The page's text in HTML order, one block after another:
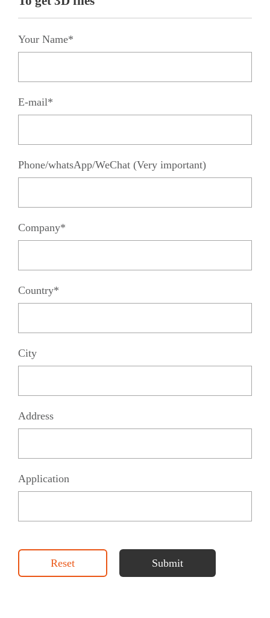
Your Name*
E-mail*
Phone/whatsApp/WeChat (Very important)
Company*
Country*
City
Address
Application
Reset Submit